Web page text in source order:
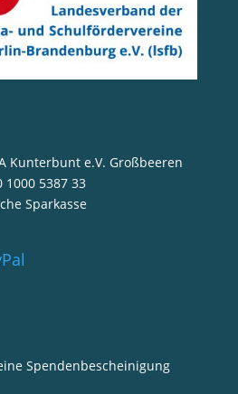
Kunterbunt e.V. Großbeeren
1000 5387 33
Sparkasse
Spendenbescheinigung